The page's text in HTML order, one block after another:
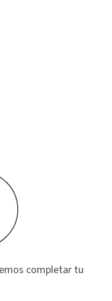
completar tu